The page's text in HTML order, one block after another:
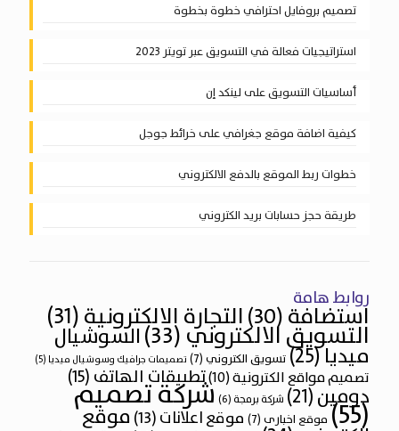
تصميم بروفايل احترافي خطوة بخطوة
استراتيجيات فعالة في التسويق عبر تويتر 2023
أساسيات التسويق على لينكد إن
كيفية اضافة موقع جغرافي على خرائط جوجل
خطوات ربط الموقع بالدفع الالكتروني
طريقة حجز حسابات بريد الكتروني
روابط هامة
استضافة(30) التجارة الالكترونية(31)
التسويق الالكتروني (33) السوشيال
ميديا(25) تسويق الكتروني (7) تصميمات جرافيك وسوشيال ميديا (5)
تصميم مواقع الكترونية(10) تطبيقات الهاتف (15)
دومين(21) شركة برمجة (6) شركة تصميم (55) موقع اخبارى (7) موقع اعلانات(13) موقع